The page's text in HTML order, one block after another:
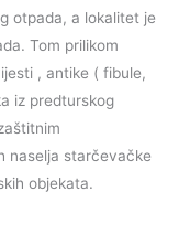
otpada, a lokalitet je
Tom prilikom
, antike ( fibule,
iz predturskog
naselja starčevačke
objekata.